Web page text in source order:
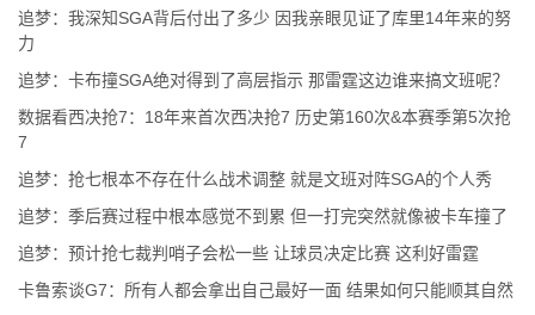
追梦：我深知SGA背后付出了多少 因我亲眼见证了库里14年来的努
力
追梦：卡布撞SGA绝对得到了高层指示 那雷霆这边谁来搞文班呢？
数据看西决抢7：18年来首次西决抢7 历史第160次&本赛季第5次抢
7
追梦：抢七根本不存在什么战术调整 就是文班对阵SGA的个人秀
追梦：季后赛过程中根本感觉不到累 但一打完突然就像被卡车撞了
追梦：预计抢七裁判哨子会松一些 让球员决定比赛 这利好雷霆
卡鲁索谈G7：所有人都会拿出自己最好一面 结果如何只能顺其自然